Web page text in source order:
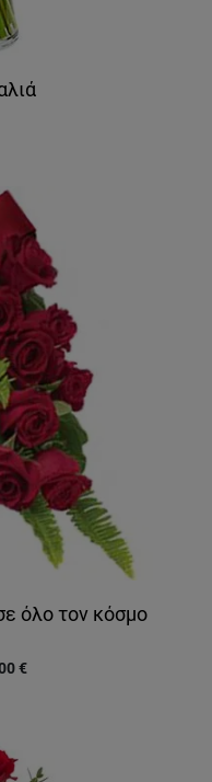
όλο τον κόσμο
€